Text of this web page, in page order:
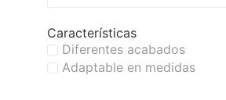
Características
Diferentes acabados
Adaptable en medidas